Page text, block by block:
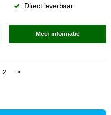
Direct leverbaar
Meer informatie
2 >